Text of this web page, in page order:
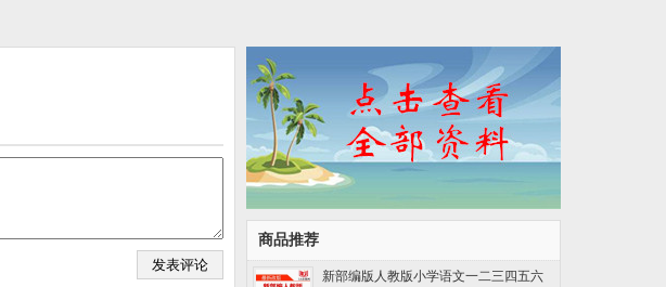
商品推荐
新部编版人教版小学语文一二三四五六